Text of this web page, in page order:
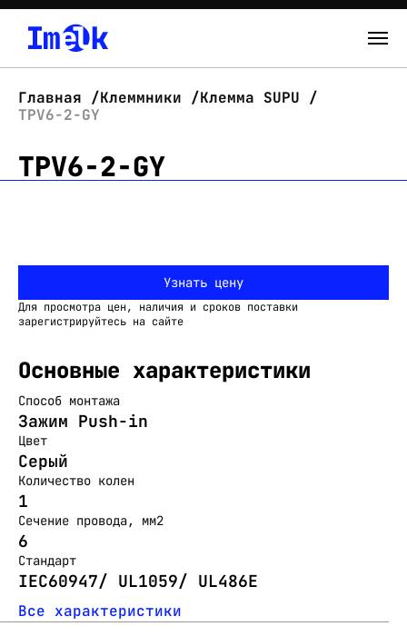
Новости
Контакты
Вход
Главная Клеммники
Клемма SUPU
TPV6-2-GY
TPV6-2-GY
Узнать цену
Для просмотра цен, наличия и сроков поставки
зарегистрируйтесь на сайте
Основные характеристики
Способ монтажа
Зажим Push-in
Цвет
Серый
Количество колен
1
Сечение провода, мм2
6
Стандарт
IEC60947/ UL1059/ UL486E
Все характеристики